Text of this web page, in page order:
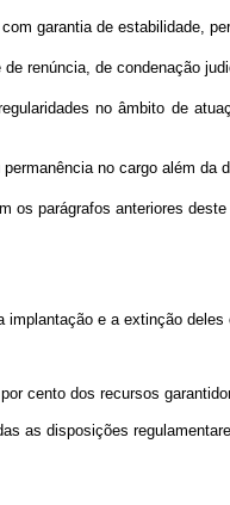
garantia de estabilidade,
renúncia, de condenação
no âmbito de
no cargo além da
os parágrafos anteriores deste
e a extinção deles
cento dos recursos
as disposições